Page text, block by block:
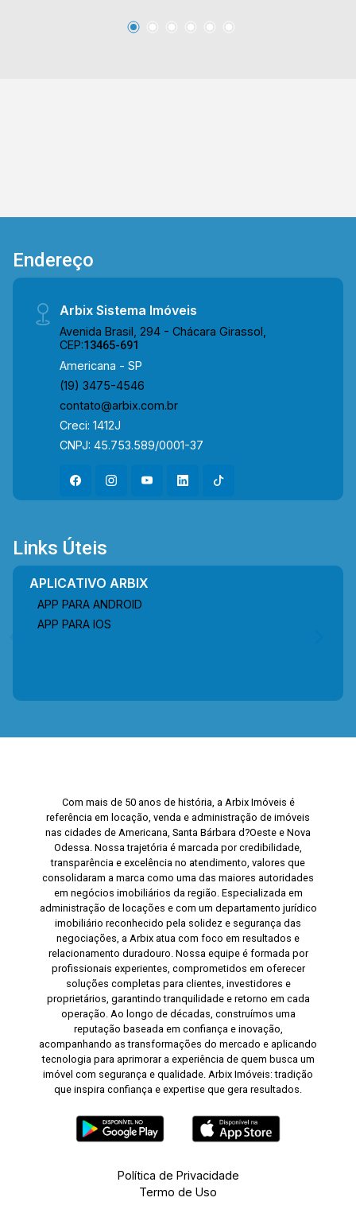
outros tipos de comércio. Entre em contato com
Endereço
Arbix Sistema Imóveis
Avenida Brasil, 294 - Chácara Girassol,
CEP:13465-691
Americana - SP
(19) 3475-4546
contato@arbix.com.br
Creci: 1412J
CNPJ: 45.753.589/0001-37
Links Úteis
APLICATIVO ARBIX
APP PARA ANDROID
APP PARA IOS
Com mais de 50 anos de história, a Arbix Imóveis é
referência em locação, venda e administração de imóveis
nas cidades de Americana, Santa Bárbara d?Oeste e Nova
Odessa. Nossa trajetória é marcada por credibilidade,
transparência e excelência no atendimento, valores que
consolidaram a marca como uma das maiores autoridades
em negócios imobiliários da região. Especializada em
administração de locações e com um departamento jurídico
imobiliário reconhecido pela solidez e segurança das
negociações, a Arbix atua com foco em resultados e
relacionamento duradouro. Nossa equipe é formada por
profissionais experientes, comprometidos em oferecer
soluções completas para clientes, investidores e
proprietários, garantindo tranquilidade e retorno em cada
operação. Ao longo de décadas, construímos uma
reputação baseada em confiança e inovação,
acompanhando as transformações do mercado e aplicando
tecnologia para aprimorar a experiência de quem busca um
imóvel com segurança e qualidade. Arbix Imóveis: tradição
que inspira confiança e expertise que gera resultados.
Política de Privacidade
Termo de Uso